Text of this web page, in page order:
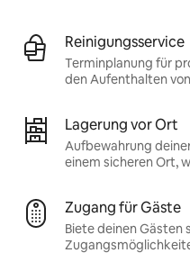
Reinigungsservice
Terminplanung für
den Aufenthalten
Lagerung vor Ort
Aufbewahrung
einem sicheren Ort,
Zugang für Gäste
Biete deinen Gästen